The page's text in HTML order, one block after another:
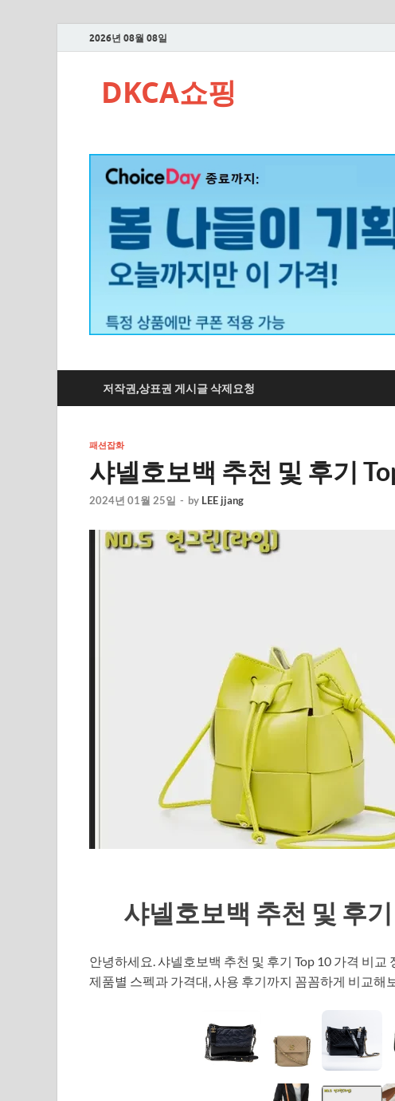
2026년 08월 08일
DKCA쇼핑
저작권,상표권 게시글 삭제요청
패션잡화
샤넬호보백 추천 및 후기
2024년 01월 25일 - by LEE jjang
샤넬호보백 추천 및 후
안녕하세요. 샤넬호보백 추천 및 후기 Top 10 가격 비
제품별 스펙과 가격대, 사용 후기까지 꼼꼼하게 비교